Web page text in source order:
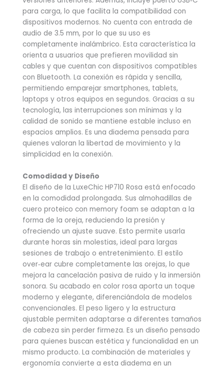
para carga, lo que facilita la compatibilidad con
dispositivos modernos. No cuenta con entrada de
audio de 3.5 mm, por lo que su uso es
completamente inalámbrico. Esta característica la
orienta a usuarios que prefieren movilidad sin
cables y que cuentan con dispositivos compatibles
con Bluetooth. La conexión es rápida y sencilla,
permitiendo emparejar smartphones, tablets,
laptops y otros equipos en segundos. Gracias a su
tecnología, las interrupciones son mínimas y la
calidad de sonido se mantiene estable incluso en
espacios amplios. Es una diadema pensada para
quienes valoran la libertad de movimiento y la
simplicidad en la conexión.
Comodidad y Diseño
El diseño de la LuxeChic HP710 Rosa está enfocado
en la comodidad prolongada. Sus almohadillas de
cuero proteico con memory foam se adaptan a la
forma de la oreja, reduciendo la presión y
ofreciendo un ajuste suave. Esto permite usarla
durante horas sin molestias, ideal para largas
sesiones de trabajo o entretenimiento. El estilo
over‑ear cubre completamente las orejas, lo que
mejora la cancelación pasiva de ruido y la inmersión
sonora. Su acabado en color rosa aporta un toque
moderno y elegante, diferenciándola de modelos
convencionales. El peso ligero y la estructura
ajustable permiten adaptarse a diferentes tamaños
de cabeza sin perder firmeza. Es un diseño pensado
para quienes buscan estética y funcionalidad en un
mismo producto. La combinación de materiales y
ergonomía convierte a esta diadema en un